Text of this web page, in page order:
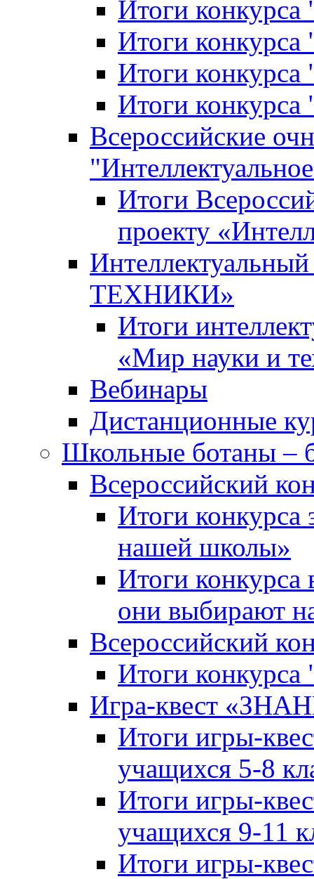
Итоги
Итоги конкурса
Итоги
Итоги
Всероссийские
Итоги
проекту
ТЕХНИКИ»
Итоги
«Мир науки и
Вебинары
Дистанционные
Школьные ботаны –
Всероссийский
Итоги
нашей школы»
Итоги конкурса
они выбирают
Всероссийский
Итоги
Игра-квест
Итоги игры-
учащихся 5-8
Итоги игры-
учащихся 9-11
Итоги игры-